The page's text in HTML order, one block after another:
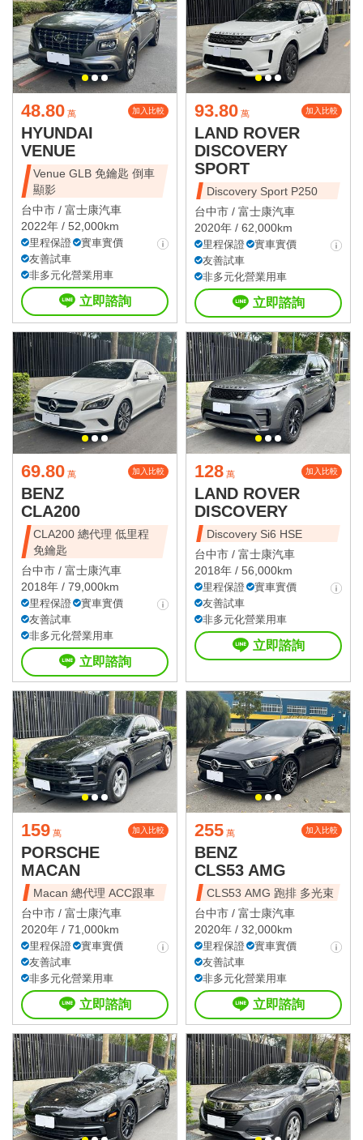
48.80 萬 加入比較
HYUNDAI
VENUE
Venue GLB 免鑰匙 倒車
顯影
台中市 / 富士康汽車
2022年 / 52,000km
里程保證
實車實價
友善試車
非多元化營業用車
立即諮詢
93.80 萬 加入比較
LAND ROVER
DISCOVERY
SPORT
Discovery Sport P250
台中市 / 富士康汽車
2020年 / 62,000km
里程保證
實車實價
友善試車
非多元化營業用車
立即諮詢
69.80 萬 加入比較
BENZ
CLA200
CLA200 總代理 低里程
免鑰匙
台中市 / 富士康汽車
2018年 / 79,000km
里程保證
實車實價
友善試車
非多元化營業用車
立即諮詢
128 萬 加入比較
LAND ROVER
DISCOVERY
Discovery Si6 HSE
台中市 / 富士康汽車
2018年 / 56,000km
里程保證
實車實價
友善試車
非多元化營業用車
立即諮詢
159 萬 加入比較
PORSCHE
MACAN
Macan 總代理 ACC跟車
台中市 / 富士康汽車
2020年 / 71,000km
里程保證
實車實價
友善試車
非多元化營業用車
立即諮詢
255 萬 加入比較
BENZ
CLS53 AMG
CLS53 AMG 跑排 多光束
台中市 / 富士康汽車
2020年 / 32,000km
里程保證
實車實價
友善試車
非多元化營業用車
立即諮詢